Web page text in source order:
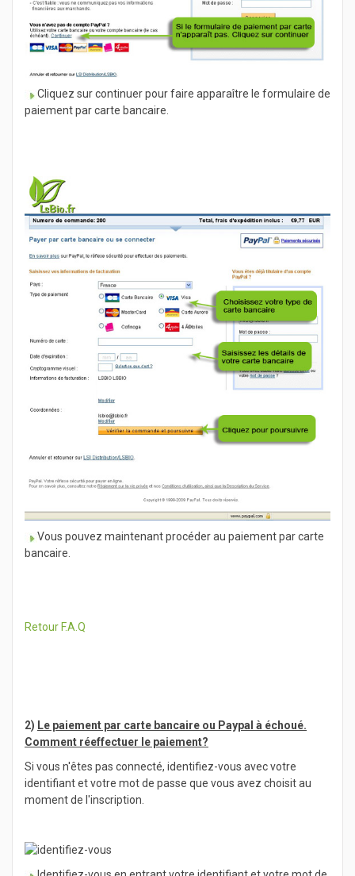
Cliquez sur continuer pour faire apparaître le formulaire de
paiement par carte bancaire.
Vous pouvez maintenant procéder au paiement par carte
bancaire.
Retour F.A.Q
2) Le paiement par carte bancaire ou Paypal à échoué.
Comment réeffectuer le paiement?
Si vous n'êtes pas connecté, identifiez-vous avec votre
identifiant et votre mot de passe que vous avez choisit au
moment de l'inscription.